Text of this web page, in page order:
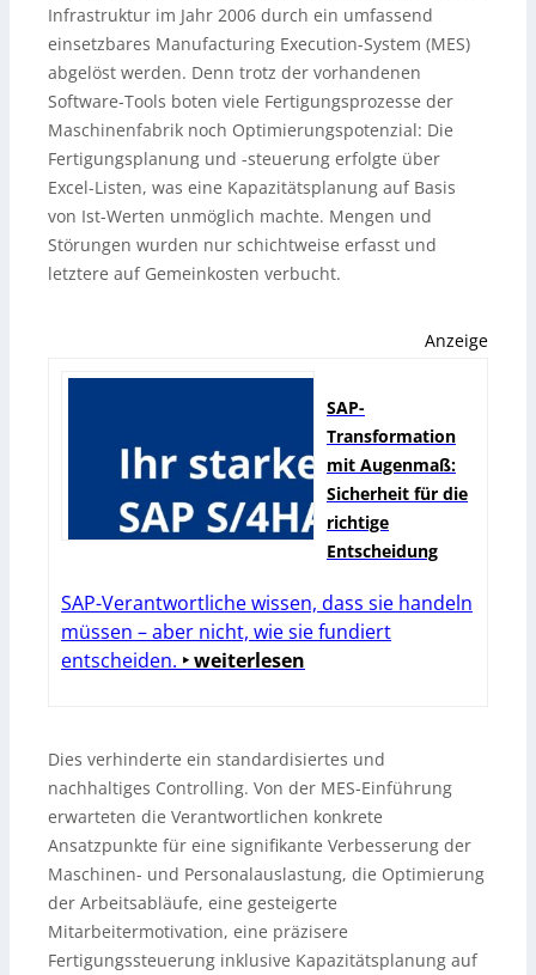
Infrastruktur im Jahr 2006 durch ein umfassend
einsetzbares Manufacturing Execution-System (MES)
abgelöst werden. Denn trotz der vorhandenen
Software-Tools boten viele Fertigungsprozesse der
Maschinenfabrik noch Optimierungspotenzial: Die
Fertigungsplanung und -steuerung erfolgte über
Excel-Listen, was eine Kapazitätsplanung auf Basis
von Ist-Werten unmöglich machte. Mengen und
Störungen wurden nur schichtweise erfasst und
letztere auf Gemeinkosten verbucht.
Anzeige
SAP-
Transformation
mit Augenmaß:
Sicherheit für die
richtige
Entscheidung
SAP-Verantwortliche wissen, dass sie handeln
müssen – aber nicht, wie sie fundiert
entscheiden. ‣ weiterlesen
Dies verhinderte ein standardisiertes und
nachhaltiges Controlling. Von der MES-Einführung
erwarteten die Verantwortlichen konkrete
Ansatzpunkte für eine signifikante Verbesserung der
Maschinen- und Personalauslastung, die Optimierung
der Arbeitsabläufe, eine gesteigerte
Mitarbeitermotivation, eine präzisere
Fertigungssteuerung inklusive Kapazitätsplanung auf